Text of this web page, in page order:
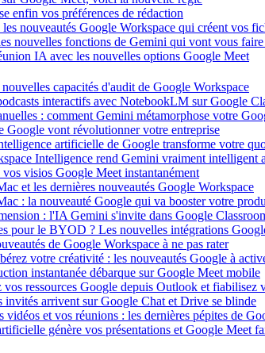
enfin vos préférences de rédaction
nouveautés Google Workspace qui créent vos
nouvelles fonctions de Gemini qui vont vous
IA avec les nouvelles options Google Meet
capacités d'audit de Google Workspace
interactifs avec NotebookLM sur Google
: comment Gemini métamorphose votre
Google vont révolutionner votre entreprise
artificielle de Google transforme votre
Intelligence rend Gemini vraiment intelligent
visios Google Meet instantanément
et les dernières nouveautés Google Workspace
: la nouveauté Google qui va booster votre
: l'IA Gemini s'invite dans Google
pour le BYOD ? Les nouvelles intégrations
de Google Workspace à ne pas rater
votre créativité : les nouveautés Google à
instantanée débarque sur Google Meet mobile
ressources Google depuis Outlook et fiabilisez
invités arrivent sur Google Chat et Drive se blinde
et vos réunions : les dernières pépites de
génère vos présentations et Google Meet